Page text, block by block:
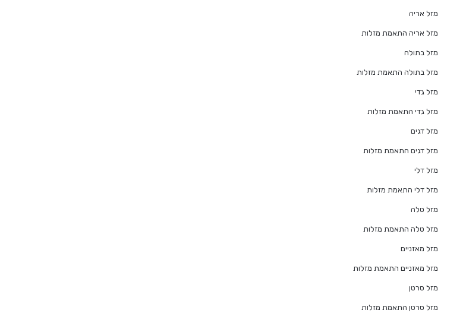
מזל אריה
מזל אריה התאמת מזלות
מזל בתולה
מזל בתולה התאמת מזלות
מזל גדי
מזל גדי התאמת מזלות
מזל דגים
מזל דגים התאמת מזלות
מזל דלי
מזל דלי התאמת מזלות
מזל טלה
מזל טלה התאמת מזלות
מזל מאזניים
מזל מאזניים התאמת מזלות
מזל סרטן
מזל סרטן התאמת מזלות